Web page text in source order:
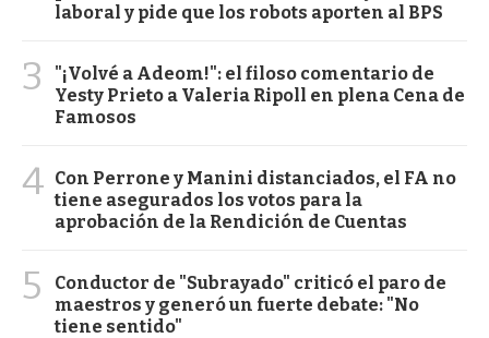
laboral y pide que los robots aporten al BPS
3
"¡Volvé a Adeom!": el filoso comentario de
Yesty Prieto a Valeria Ripoll en plena Cena de
Famosos
4 Con Perrone y Manini distanciados, el FA no
tiene asegurados los votos para la
aprobación de la Rendición de Cuentas
5
Conductor de "Subrayado" criticó el paro de
maestros y generó un fuerte debate: "No
tiene sentido"